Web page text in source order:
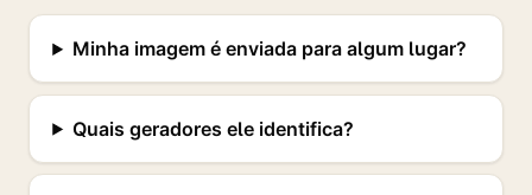
Minha imagem é enviada para algum lugar?
Quais geradores ele identifica?